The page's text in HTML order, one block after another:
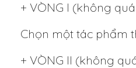
+ VÒNG I (không
Chọn một tác phẩm
+ VÒNG II (không